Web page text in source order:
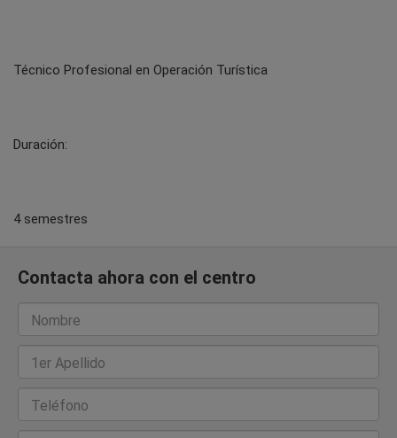
Técnico Profesional en Operación Turística
Duración:
4 semestres
Contacta ahora con el centro
Nombre
1er Apellido
Teléfono